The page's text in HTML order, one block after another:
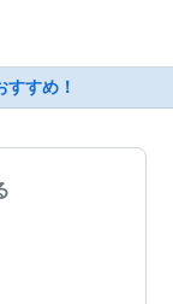
すめ！